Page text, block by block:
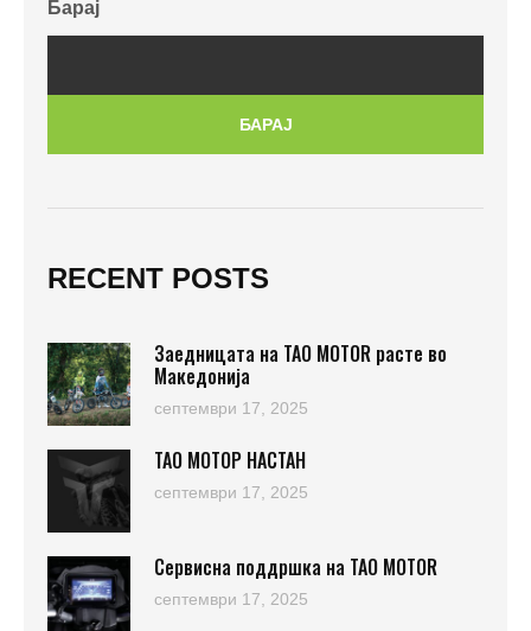
Барај
БАРАЈ
RECENT POSTS
Заедницата на TAO MOTOR расте во
Македонија
септември 17, 2025
ТАО МОТОР НАСТАН
септември 17, 2025
Сервисна поддршка на TAO MOTOR
септември 17, 2025